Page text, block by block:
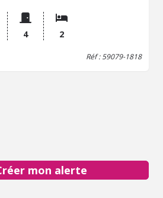
semi plain-pied après travaux
4 2
Réf : 59079-1818
mon alerte